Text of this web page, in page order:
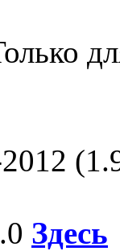
Здесь